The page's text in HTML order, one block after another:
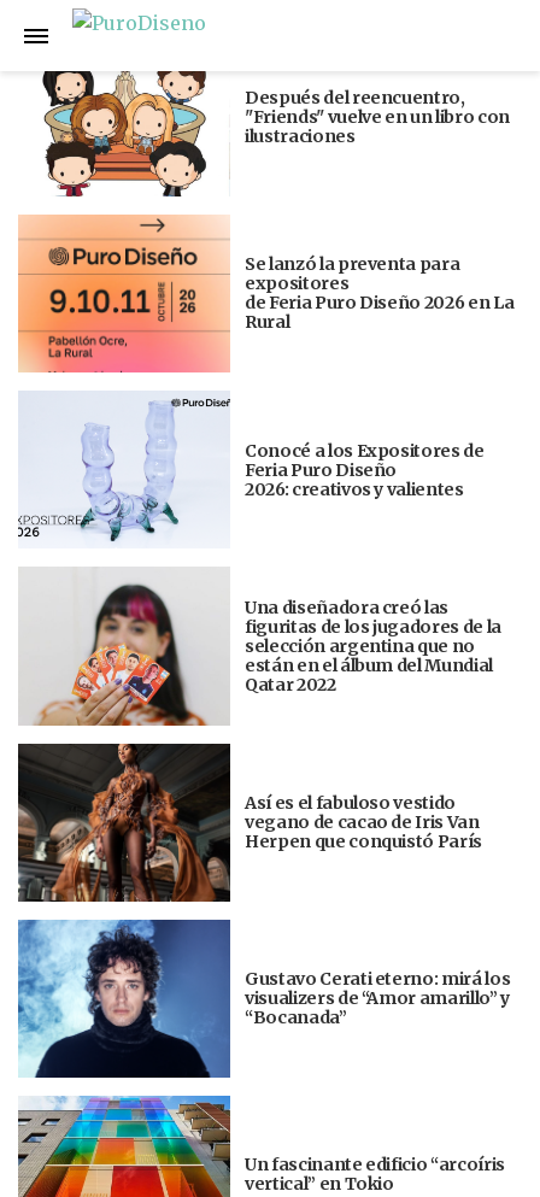
Anterior
Después del reencuentro,
"Friends" vuelve en un libro con
ilustraciones
Se lanzó la preventa para
expositores
de Feria Puro Diseño 2026 en La
Rural
Conocé a los Expositores de
Feria Puro Diseño
2026: creativos y valientes
Una diseñadora creó las
figuritas de los jugadores de la
selección argentina que no
están en el álbum del Mundial
Qatar 2022
Así es el fabuloso vestido
vegano de cacao de Iris Van
Herpen que conquistó París
Gustavo Cerati eterno: mirá los
visualizers de “Amor amarillo” y
“Bocanada”
Un fascinante edificio “arcoíris
vertical” en Tokio
Siguiente